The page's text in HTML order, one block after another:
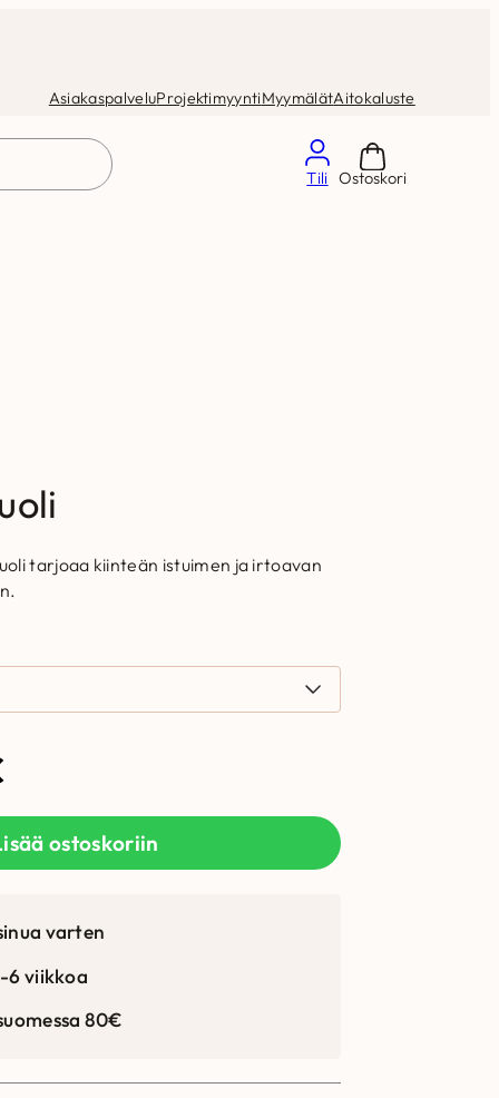
AsiakaspalveluProjektimyyntiMyymälätAitokaluste
tarjoaa kiinteän istuimen ja irtoavan
ostoskoriin
varten
6 viikkoa
80€